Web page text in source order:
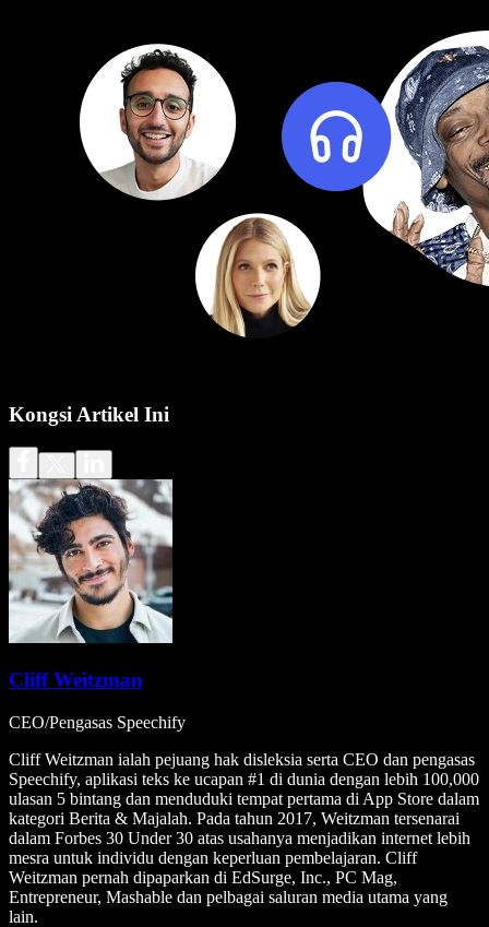
Kongsi Artikel Ini
Cliff Weitzman
CEO/Pengasas Speechify
Cliff Weitzman ialah pejuang hak disleksia serta CEO dan pengasas
Speechify, aplikasi teks ke ucapan #1 di dunia dengan lebih 100,000
ulasan 5 bintang dan menduduki tempat pertama di App Store dalam
kategori Berita & Majalah. Pada tahun 2017, Weitzman tersenarai
dalam Forbes 30 Under 30 atas usahanya menjadikan internet lebih
mesra untuk individu dengan keperluan pembelajaran. Cliff
Weitzman pernah dipaparkan di EdSurge, Inc., PC Mag,
Entrepreneur, Mashable dan pelbagai saluran media utama yang
lain.